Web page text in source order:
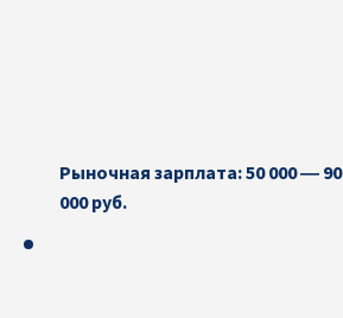
Рыночная зарплата: 50 000 — 90
000 руб.